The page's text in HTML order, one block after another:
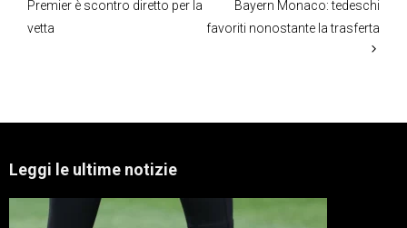
Premier è scontro diretto per la
vetta
Bayern Monaco: tedeschi
favoriti nonostante la trasferta
Leggi le ultime notizie